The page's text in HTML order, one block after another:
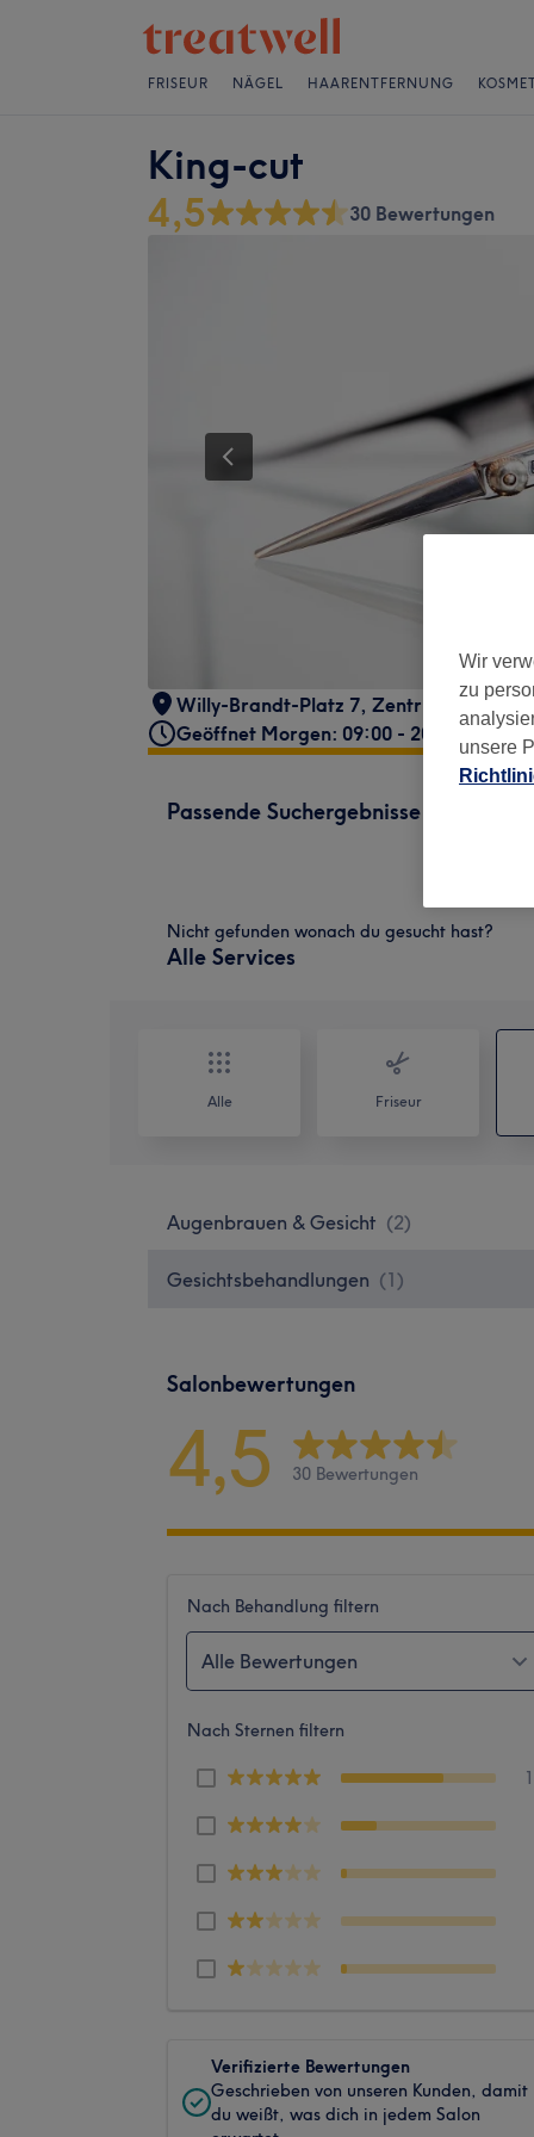
FRISEUR NÄGEL HAARENTFERNUNG
King-cut
4,5 30 Bewertungen
Willy-Brandt-Platz 7, Zentrum-Ost,
Geöffnet Morgen: 09:00 - 20:00
Passende Suchergebnisse
Nicht gefunden wonach du gesucht hast?
Alle Services
Alle Friseur
Augenbrauen & Gesicht (2)
Gesichtsbehandlungen (1 )
Salonbewertungen
4,5 30 Bewertungen
Nach Behandlung filtern
Alle Bewertungen
Nach Sternen filtern
Verifizierte Bewertungen
Geschrieben von unseren Kunden, damit
du weißt, was dich in jedem Salon
Wir
zu
unsere